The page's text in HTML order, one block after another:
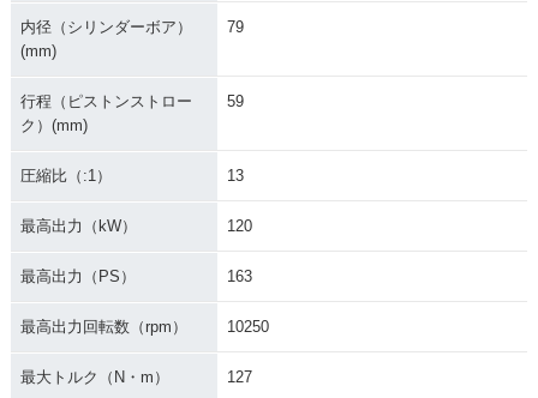
内径（シリンダーボア）
(mm)
79
行程（ピストンストロー
ク）(mm)
59
圧縮比（:1） 13
最高出力（kW） 120
最高出力（PS） 163
最高出力回転数（rpm） 10250
最大トルク（N・m） 127